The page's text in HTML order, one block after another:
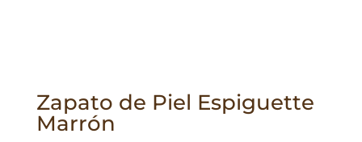
Zapato de Piel Espiguette
Marrón